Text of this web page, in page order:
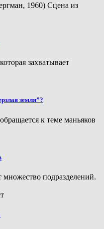
1960) Сцена из
захватывает
земля”?
к теме маньяков
подразделений.